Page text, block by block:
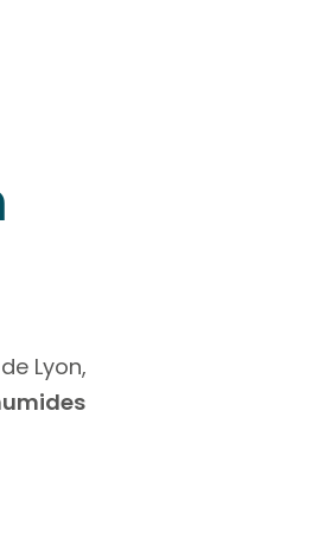
Lyon,